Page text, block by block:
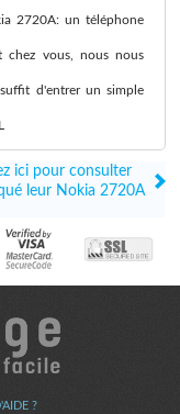
2720A: un téléphone
chez vous, nous nous
d'entrer un simple
ici pour consulter
leur Nokia 2720A
?